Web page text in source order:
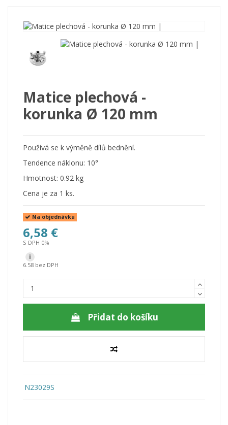
Matice plechová -
korunka Ø 120 mm
Používá se k výměně dílů bednění.
Tendence náklonu: 10°
Hmotnost: 0.92 kg
Cena je za 1 ks.
Na objednávku
6,58 €
S DPH 0%
i
6.58 bez DPH
Přidat do košíku
N23029S